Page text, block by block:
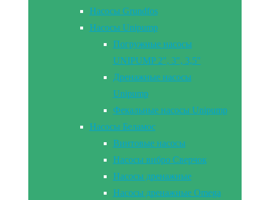
Насосы Grundfos
Насосы Unipump
Погружные насосы
UNIPUMP 2″, 3″, 3,5″
Дренажные насосы
Unipump
Фекальные насосы Unipump
Насосы Беламос
Винтовые насосы
Насосы вибро Сверчок
Насосы дренажные
Насосы дренажные Omega